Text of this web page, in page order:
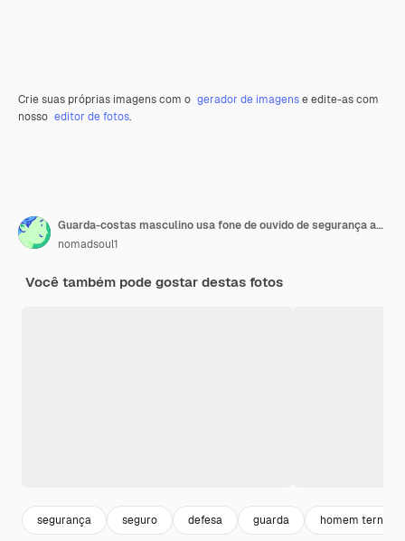
Crie suas próprias imagens com o gerador de imagense edite-as com
nosso editor de fotos.
Guarda-costas masculino usa fone de ouvido de segurança ao ar livre
nomadsoul1
Você também pode gostar destas fotos
segurança seguro defesa guarda homem terno